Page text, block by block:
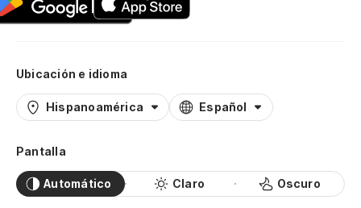
Ubicación e idioma
Hispanoamérica Español
Pantalla
Automático Claro Oscuro